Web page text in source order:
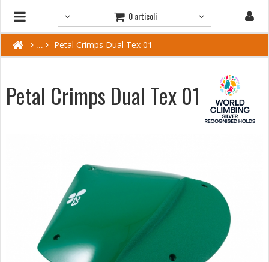
0 articoli
Petal Crimps Dual Tex 01
Petal Crimps Dual Tex 01